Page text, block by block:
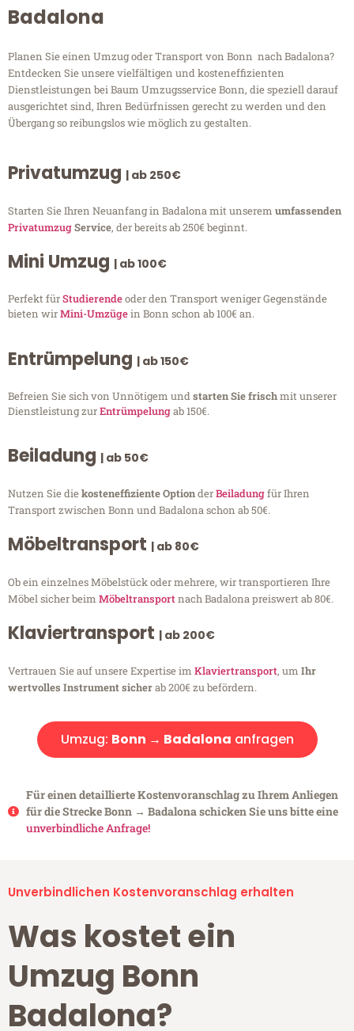
Badalona
Planen Sie einen Umzug oder Transport von Bonn nach Badalona?
Entdecken Sie unsere vielfältigen und kosteneffizienten
Dienstleistungen bei Baum Umzugsservice Bonn, die speziell darauf
ausgerichtet sind, Ihren Bedürfnissen gerecht zu werden und den
Übergang so reibungslos wie möglich zu gestalten.
Privatumzug | ab 250€
Starten Sie Ihren Neuanfang in Badalona mit unserem umfassenden
PrivatumzugService, der bereits ab 250€ beginnt.
Mini Umzug | ab 100€
Perfekt fürStudierendeoder den Transport weniger Gegenstände
bieten wirMini-Umzügein Bonn schon ab 100€ an.
Entrümpelung | ab 150€
Befreien Sie sich von Unnötigem undstarten Sie frischmit unserer
Dienstleistung zurEntrümpelungab 150€.
Beiladung | ab 50€
Nutzen Sie diekosteneffiziente OptionderBeiladungfür Ihren
Transport zwischen Bonn und Badalona schon ab 50€.
Möbeltransport | ab 80€
Ob ein einzelnes Möbelstück oder mehrere, wir transportieren Ihre
Möbel sicher beim Möbeltransportnach Badalona preiswert ab 80€.
Klaviertransport | ab 200€
Vertrauen Sie auf unsere Expertise im Klaviertransport, um Ihr
wertvolles Instrument sicherab 200€ zu befördern.
Umzug: Bonn → Badalona anfragen
Für einen detaillierte Kostenvoranschlag zu Ihrem Anliegen
für die Strecke Bonn → Badalona schicken Sie uns bitte eine
unverbindliche Anfrage!
Unverbindlichen Kostenvoranschlag erhalten
Was kostet ein
Umzug Bonn
Badalona?